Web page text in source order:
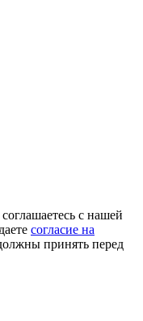
с нашей
согласие на
принять перед